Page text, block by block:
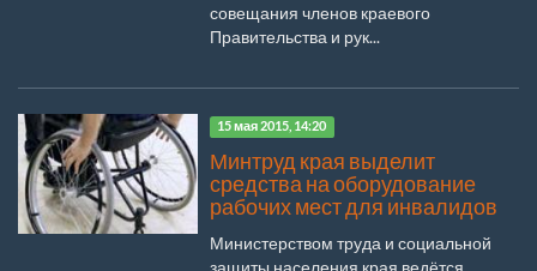
совещания членов краевого
Правительства и рук...
15 мая 2015, 14:20
Минтруд края выделит
средства на оборудование
рабочих мест для инвалидов
Министерством труда и социальной
защиты населения края ведётся